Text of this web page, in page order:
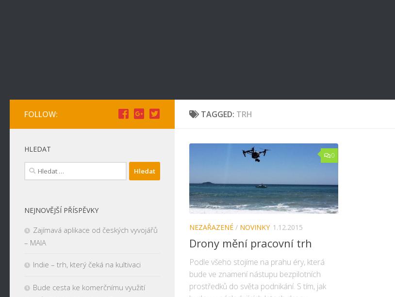
TAGGED: TRH
0
NEZAŘAZENÉ / NOVINKY 1.12.2015
Drony mění pracovní trh
Podle všeho stojíme na prahu éry, která
bude ve znamení nástupu bezpilotních
prostředků do světa podnikání. S tím, jak
FOLLOW:
HLEDAT
Vyhledávání
NEJNOVĚJŠÍ PŘÍSPĚVKY
Zajímavá aplikace od českých vyvojářů
– MAIA
Indie – trh, který čeká na kultivaci
Bude cesta ke komerčnímu využití